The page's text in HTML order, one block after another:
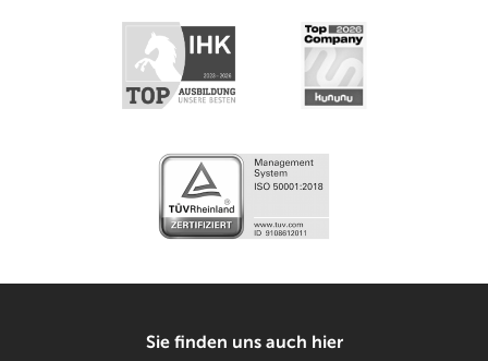
Sie finden uns auch hier